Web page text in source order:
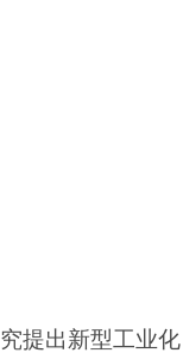
提出新型工业化